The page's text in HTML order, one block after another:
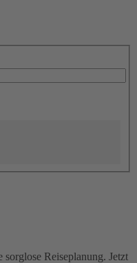
Reiseplanung. Jetzt